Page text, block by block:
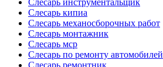
Слесарь инструментальщик
Слесарь кипиа
Слесарь механосборочных работ
Слесарь монтажник
Слесарь мср
Слесарь по ремонту автомобилей
Слесарь ремонтник